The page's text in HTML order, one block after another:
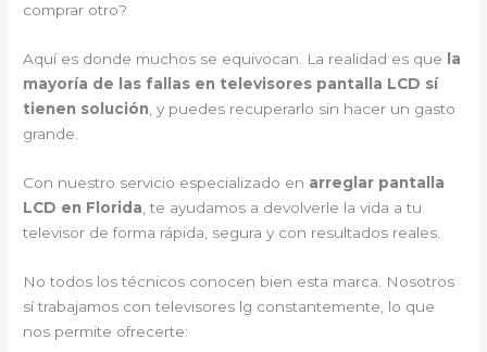
comprar otro?
Aquí es donde muchos se equivocan. La realidad es que
la
mayoría de las fallas en televisores pantalla LCD sí
tienen solución , y puedes recuperarlo sin hacer un gasto
grande.
Con nuestro servicio especializado en arreglar pantalla
LCD en Florida , te ayudamos a devolverle la vida a tu
televisor de forma rápida, segura y con resultados reales.
No todos los técnicos conocen bien esta marca. Nosotros
sí trabajamos con televisores lg constantemente, lo que
nos permite ofrecerte: